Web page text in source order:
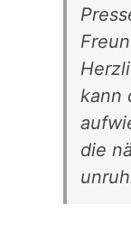
kann
die